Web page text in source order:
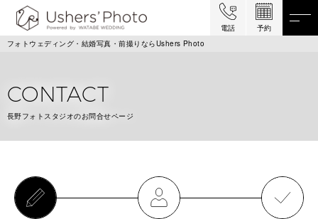
電話
予約
フォトウェディング・結婚写真・前撮りならUshers Photo
CONTACT
長野フォトスタジオのお問合せページ